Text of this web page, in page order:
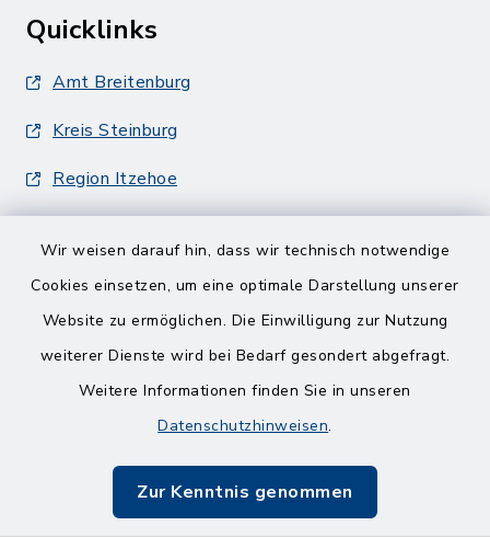
Wir weisen darauf hin, dass wir technisch notwendige
Cookies einsetzen, um eine optimale Darstellung unserer
Website zu ermöglichen. Die Einwilligung zur Nutzung
weiterer Dienste wird bei Bedarf gesondert abgefragt.
Weitere Informationen finden Sie in unseren
Datenschutzhinweisen.
Zur Kenntnis genommen
Quicklinks
Amt Breitenburg
Kreis Steinburg
Region Itzehoe
Barrierefreiheit
Impressum